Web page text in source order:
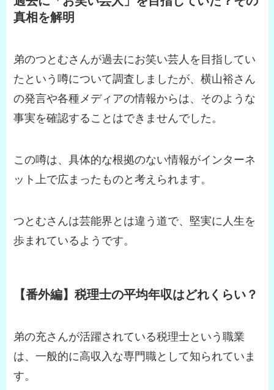
真相を解明
弟のつとむさんが過去にお笑い芸人を目指してい
たという噂について調査しましたが、横山裕さん
の発言や各種メディアの情報からは、そのような
事実を確認することはできませんでした。
この噂は、具体的な根拠のない情報がインターネ
ット上で広まったものと考えられます。
つとむさんは芸能界とは違う道で、堅実に人生を
歩まれているようです。
【番外編】税理士の平均年収はどれくらい？
弟の充さんが活躍されている税理士という職業
は、一般的に高収入な専門職として知られていま
す。